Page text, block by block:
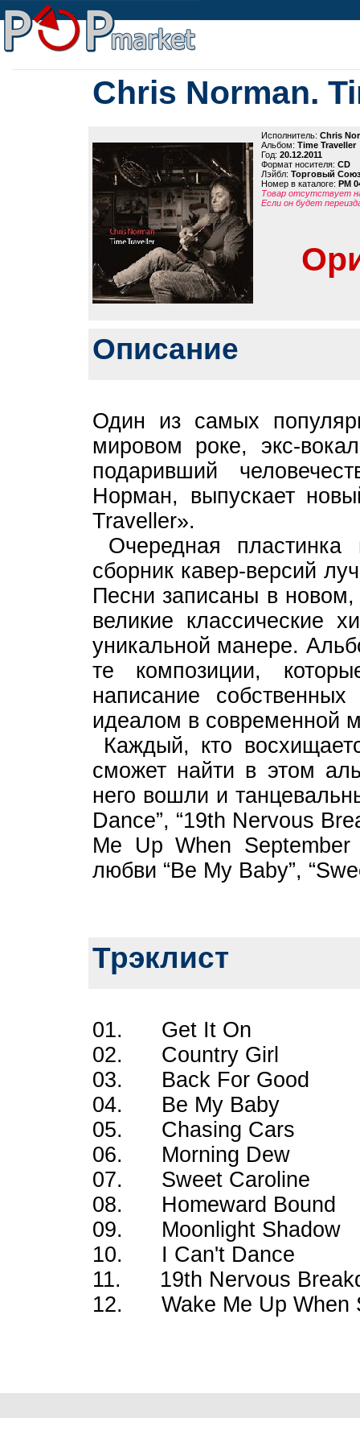
Chris Norman.
Исполнитель: Chris
Альбом: Time Traveller
Год: 20.12.2011
Формат носителя: CD
Лэйбл: Торговый Союз
Номер в каталоге: PM
Товар отсутствует
Если он будет
Описание
Один из самых
мировом роке, экс-
подаривший
Норман, выпускает
Traveller».
Очередная пластинка
сборник кавер-версий
Песни записаны в
великие классические
уникальной манере.
те композиции,
написание
идеалом в современной
Каждый, кто
сможет найти в этом
него вошли и
Dance”, “19th Nervous
Me Up When
любви “Be My Baby”,
Трэклист
01. Get It On
02. Country Girl
03. Back For Good
04. Be My Baby
05. Chasing Cars
06. Morning Dew
07. Sweet Caroline
08. Homeward Bound
09. Moonlight Shadow
10. I Can't Dance
11. 19th Nervous
12. Wake Me Up When